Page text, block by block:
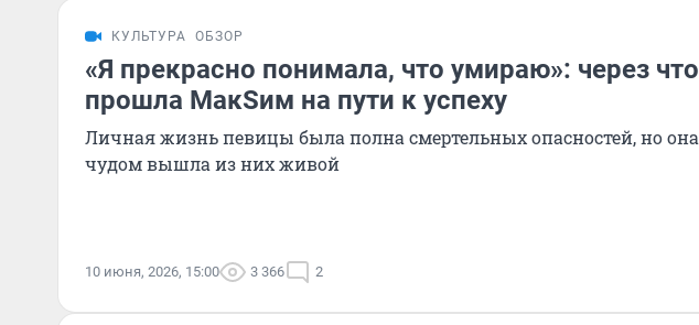
КУЛЬТУРА ОБЗОР
«Я прекрасно понимала, что умираю»: через что
прошла МакSим на пути к успеху
Личная жизнь певицы была полна смертельных опасностей, но она
чудом вышла из них живой
10 июня, 2026, 15:00 3 366 2